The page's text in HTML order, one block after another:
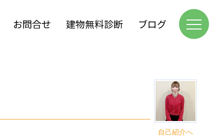
お問合せ 建物無料診断 ブログ
自己紹介へ